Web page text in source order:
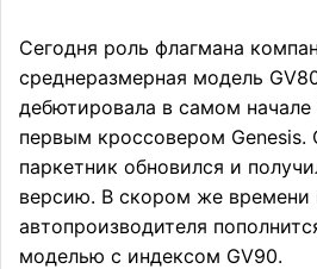
Сегодня роль флагмана
среднеразмерная модель
дебютировала в самом начале
первым кроссовером Genesis.
паркетник обновился и
версию. В скором же времени
автопроизводителя
моделью с индексом GV90.